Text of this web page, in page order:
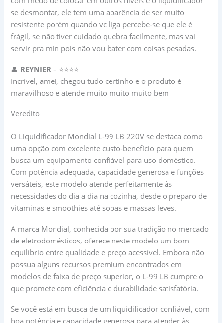
se desmontar, ele tem uma aparência de ser muito
resistente porém quando vc liga percebe-se que ele é
frágil, se não tiver cuidado quebra facilmente, mas vai
servir pra min pois não vou bater com coisas pesadas.
👤 REYNIER – ⭐⭐⭐⭐
Incrível, amei, chegou tudo certinho e o produto é
maravilhoso e atende muito muito muito bem
Veredito
O Liquidificador Mondial L-99 LB 220V se destaca como
uma opção com excelente custo-benefício para quem
busca um equipamento confiável para uso doméstico.
Com potência adequada, capacidade generosa e funções
versáteis, este modelo atende perfeitamente às
necessidades do dia a dia na cozinha, desde o preparo de
vitaminas e smoothies até sopas e massas leves.
A marca Mondial, conhecida por sua tradição no mercado
de eletrodomésticos, oferece neste modelo um bom
equilíbrio entre qualidade e preço acessível. Embora não
possua alguns recursos premium encontrados em
modelos de faixa de preço superior, o L-99 LB cumpre o
que promete com eficiência e durabilidade satisfatória.
Se você está em busca de um liquidificador confiável, com
boa potência e capacidade generosa para atender às